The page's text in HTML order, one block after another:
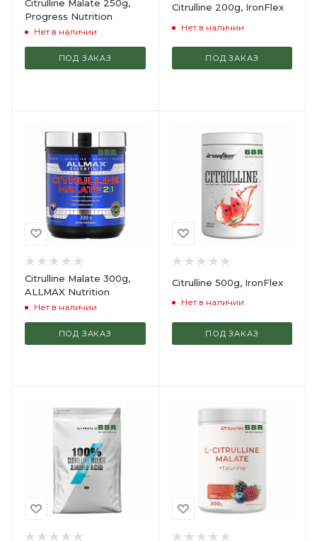
Citrulline Malate 250g,
Progress Nutrition
Нет в наличии
ПОД ЗАКАЗ
Citrulline 200g, IronFlex
Нет в наличии
ПОД ЗАКАЗ
Citrulline Malate 300g,
ALLMAX Nutrition
Нет в наличии
ПОД ЗАКАЗ
Citrulline 500g, IronFlex
Нет в наличии
ПОД ЗАКАЗ